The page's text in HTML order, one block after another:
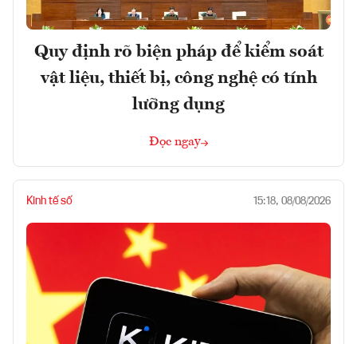
Quy định rõ biện pháp để kiểm soát
vật liệu, thiết bị, công nghệ có tính
lưỡng dụng
Đọc ngay
Kinh tế số 15:18, 08/08/2026